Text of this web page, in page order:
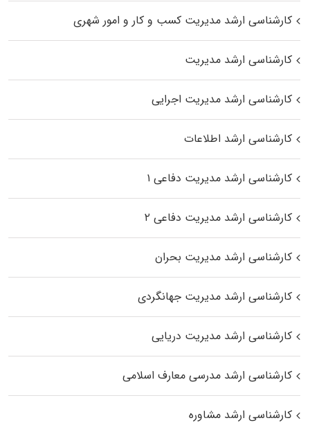
کارشناسی ارشد مدیریت کسب و کار و امور شهری
کارشناسی ارشد مدیریت
کارشناسی ارشد مدیریت اجرایی
کارشناسی ارشد اطلاعات
کارشناسی ارشد مدیریت دفاعی ۱
کارشناسی ارشد مدیریت دفاعی ۲
کارشناسی ارشد مدیریت بحران
کارشناسی ارشد مدیریت جهانگردی
کارشناسی ارشد مدیریت دریایی
کارشناسی ارشد مدرسی معارف اسلامی
کارشناسی ارشد مشاوره